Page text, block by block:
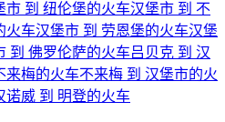
市 到 纽伦堡的火车汉堡市 到 不
火车汉堡市 到 劳恩堡的火车汉堡
到 佛罗伦萨的火车吕贝克 到 汉
来梅的火车不来梅 到 汉堡市的火
诺威 到 明登的火车